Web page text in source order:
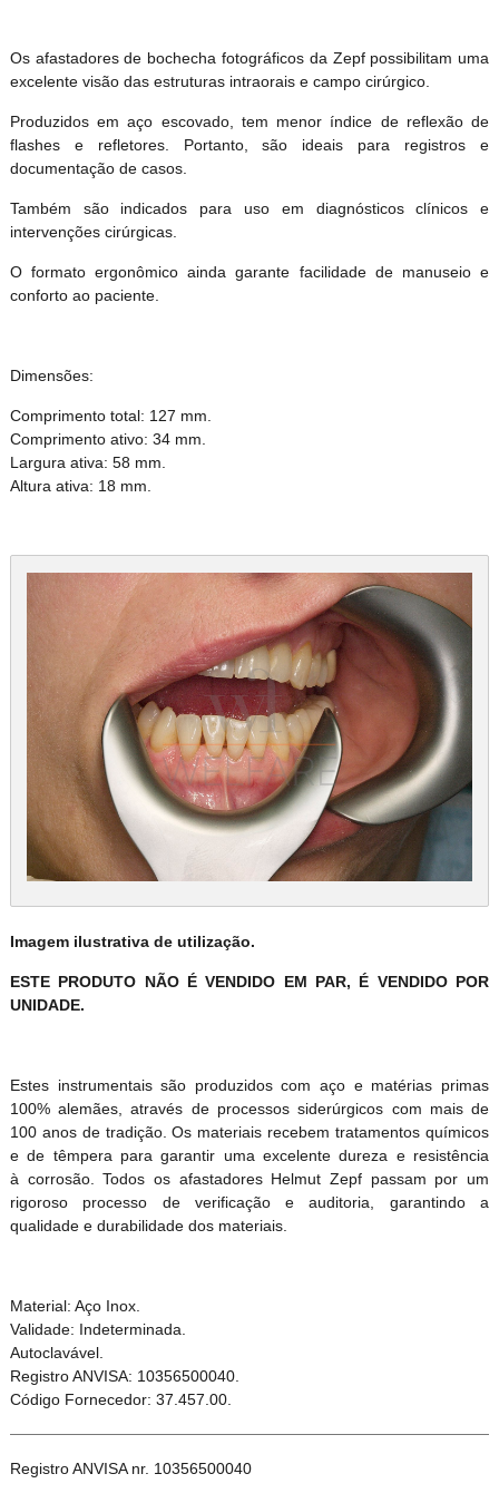
Os afastadores de bochecha fotográficos da Zepf possibilitam uma
excelente visão das estruturas intraorais e campo cirúrgico.
Produzidos em aço escovado, tem menor índice de reflexão de
flashes e refletores. Portanto, são ideais para registros e
documentação de casos.
Também são indicados para uso em diagnósticos clínicos e
intervenções cirúrgicas.
O formato ergonômico ainda garante facilidade de manuseio e
conforto ao paciente.
Dimensões:
Comprimento total: 127 mm.
Comprimento ativo: 34 mm.
Largura ativa: 58 mm.
Altura ativa: 18 mm.
Imagem ilustrativa de utilização.
ESTE PRODUTO NÃO É VENDIDO EM PAR, É VENDIDO POR
UNIDADE.
Estes instrumentais são produzidos com aço e matérias primas
100% alemães, através de processos siderúrgicos com mais de
100 anos de tradição. Os materiais recebem tratamentos químicos
e de têmpera para garantir uma excelente dureza e resistência
à corrosão. Todos os afastadores Helmut Zepf passam por um
rigoroso processo de verificação e auditoria, garantindo a
qualidade e durabilidade dos materiais.
Material: Aço Inox.
Validade: Indeterminada.
Autoclavável.
Registro ANVISA: 10356500040.
Código Fornecedor: 37.457.00.
Registro ANVISA nr. 10356500040